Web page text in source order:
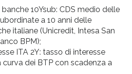
10Ysub: CDS medio delle
a 10 anni delle
italiane (Unicredit, Intesa San
BPM);
ITA 2Y: tasso di interesse
dei BTP con scadenza a